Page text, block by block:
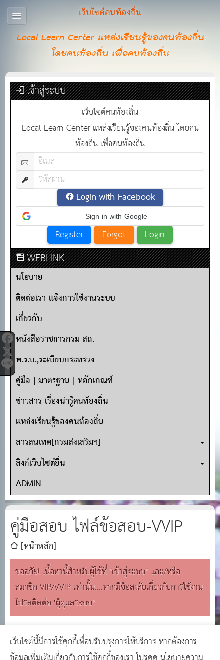
เว็บไซต์คนท้องถิ่น
Local Learn Center แหล่งเรียนรู้ของคนท้องถิ่น
โดยคนท้องถิ่น เพื่อคนท้องถิ่น
เข้าสู่ระบบ
เว็บไซต์คนท้องถิ่น
Local Learn Center แหล่งเรียนรู้ของคนท้องถิ่น โดยคน
ท้องถิ่น เพื่อคนท้องถิ่น
Login with Facebook
Sign in with Google
WEBLINK
นโยบาย
ติดต่อเรา แจ้งการใช้งานระบบ
เกี่ยวกับ
หนังสือราชการกรม สถ.
พ.ร.บ.,ระเบียบกระทรวง
คู่มือ | มาตรฐาน | หลักเกณฑ์
ข่าวสาร เรื่องน่ารู้คนท้องถิ่น
แหล่งเรียนรู้ของคนท้องถิ่น
สารสนเทศ[กรมส่งเสริมฯ]
ลิงก์เว็บไซต์อื่น
ADMIN
คู่มือสอบ ไฟล์ข้อสอบ-VVIP
[หน้าหลัก]
ขออภัย! เนื้อหานี้สำหรับผู้ใช้ที่ "เข้าสู่ระบบ" และ/หรือ
สมาชิก VIP/VVIP เท่านั้น....หากมีข้อสงสัยเกี่ยวกับการใช้งาน
โปรดติดต่อ "ผู้ดูแลระบบ"
Copyright © 2024เว็บไซต์คนท้องถิ่นGCMS
เว็บไซต์นี้มีการใช้คุกกี้เพื่อปรับปรุงการให้บริการ หากต้องการ